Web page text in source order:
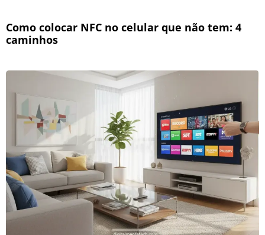
Como colocar NFC no celular que não tem: 4
caminhos